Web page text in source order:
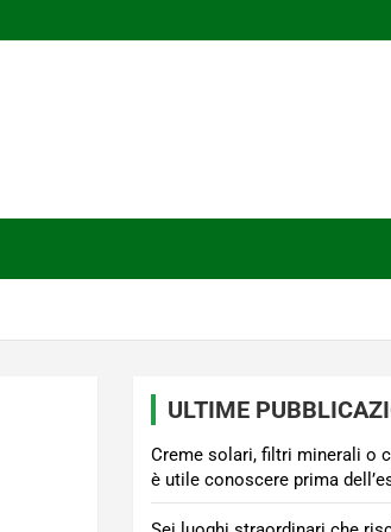
ULTIME
Creme solari, filtri minerali o
è utile conoscere prima